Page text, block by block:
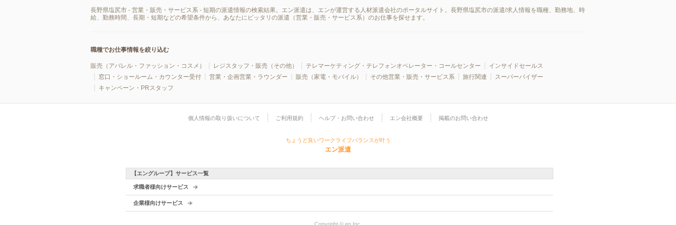
長野県塩尻市 - 営業・販売・サービス系 - 短期の派遣情報の検索結果。エン派遣は、エンが運営する人材派遣会社のポータルサイト。長野県塩尻市の派遣/求人情報を職種、勤務地、時
給、勤務時間、長期・短期などの希望条件から、あなたにピッタリの派遣（営業・販売・サービス系）のお仕事を探せます。
職種でお仕事情報を絞り込む
販売（アパレル・ファッション・コスメ） レジスタッフ・販売（その他） テレマーケティング・テレフォンオペレーター・コールセンター
インサイドセールス
窓口・ショールーム・カウンター受付
営業・企画営業・ラウンダー 販売（家電・モバイル） その他営業・販売・サービス系 旅行関連
スーパーバイザー
キャンペーン・PRスタッフ
個人情報の取り扱いについて ご利用規約 ヘルプ・お問い合わせ エン会社概要 掲載のお問い合わせ
ちょうど良いワークライフバランスが叶う
エン派遣
【エングループ】サービス一覧
求職者様向けサービス
企業様向けサービス